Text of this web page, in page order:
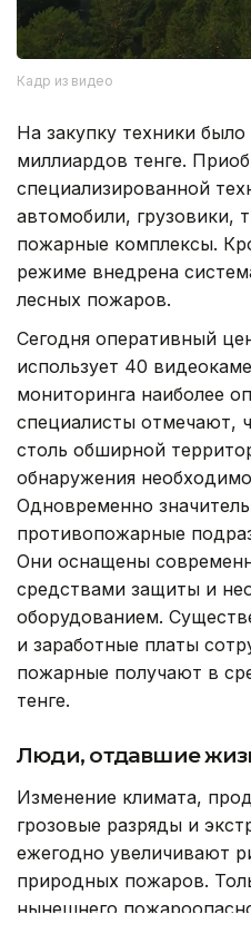
Кадр из видео
На закупку техники
миллиардов тенге.
специализированной
автомобили, грузовики,
пожарные комплексы.
режиме внедрена
лесных пожаров.
Сегодня оперативный
использует 40
мониторинга наиболее
специалисты отмечают,
столь обширной
обнаружения
Одновременно
противопожарные
Они оснащены
средствами защиты и
оборудованием.
и заработные платы
пожарные получают в
тенге.
Люди, отдавшие
Изменение климата,
грозовые разряды и
ежегодно увеличивают
природных пожаров.
нынешнего